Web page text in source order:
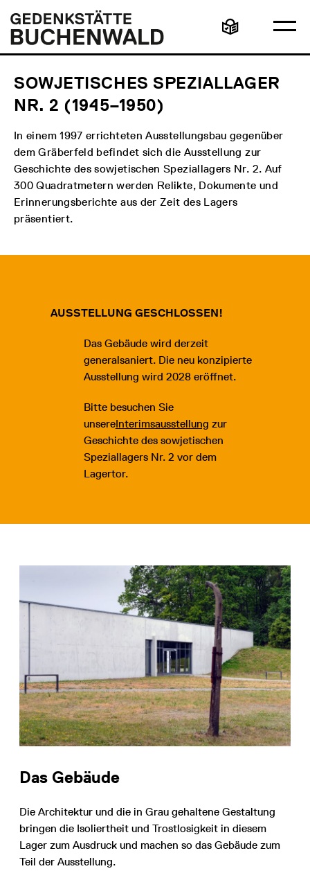
zum
Inhalt
Gedenkstätte
Buchenwald
Leichte
Sprache
SOWJETISCHES SPEZIALLAGER
NR. 2 (1945–1950)
In einem 1997 errichteten Ausstellungsbau gegenüber
dem Gräberfeld befindet sich die Ausstellung zur
Geschichte des sowjetischen Speziallagers Nr. 2. Auf
300 Quadratmetern werden Relikte, Dokumente und
Erinnerungsberichte aus der Zeit des Lagers
präsentiert.
AUSSTELLUNG GESCHLOSSEN!
Das Gebäude wird derzeit
generalsaniert. Die neu konzipierte
Ausstellung wird 2028 eröffnet.
Bitte besuchen Sie
unsereInterimsausstellung zur
Geschichte des sowjetischen
Speziallagers Nr. 2 vor dem
Lagertor.
Das Gebäude
Die Architektur und die in Grau gehaltene Gestaltung
bringen die Isoliertheit und Trostlosigkeit in diesem
Lager zum Ausdruck und machen so das Gebäude zum
Teil der Ausstellung.